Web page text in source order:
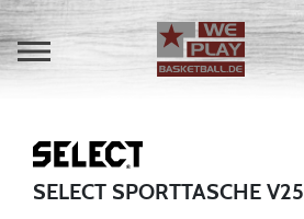
SELECT SPORTTASCHE V25